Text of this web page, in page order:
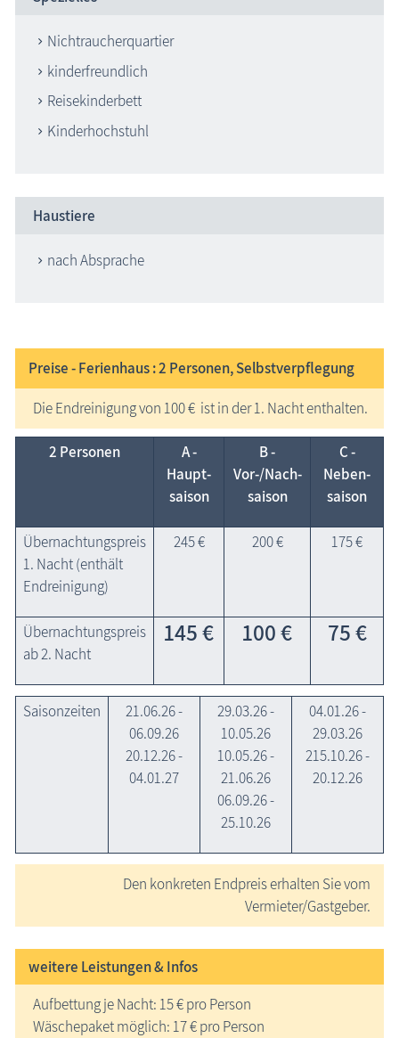
Nichtraucherquartier
kinderfreundlich
Reisekinderbett
Kinderhochstuhl
Haustiere
nach Absprache
Preise - Ferienhaus : 2 Personen, Selbstverpflegung
Die Endreinigung von 100 € ist in der 1. Nacht enthalten.
2 Personen
A -
Haupt­
saison
B -
Vor-/Nach­
saison
C -
Neben­
saison
Übernachtungspreis
1. Nacht (enthält
Endreinigung)
245 € 200 € 175 €
Übernachtungspreis
ab 2. Nacht
145 € 100 € 75 €
Saisonzeiten
21.06.26 -
06.09.26
20.12.26 -
04.01.27
29.03.26 -
10.05.26
10.05.26 -
21.06.26
06.09.26 -
25.10.26
04.01.26 -
29.03.26
215.10.26 -
20.12.26
Den konkreten Endpreis erhalten Sie vom
Vermieter/Gastgeber.
weitere Leistungen & Infos
Aufbettung je Nacht: 15 € pro Person
Wäschepaket möglich: 17 € pro Person